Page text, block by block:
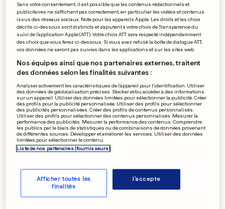
Le tour du monde en 1 200
chambres
0 0
PUBLICITÉ
Sans votre consentement, il est possible que les contenus rédactionnels et
publicitaires ne s'affichent pas correctement, en particulier les vidéos et contenus
issus des réseaux sociaux. Note pour les appareils Apple: Les droits et les choix
décrits ci-dessous sont distincts et s'ajoutent à votre choix de Transparence du
suivi de l'application Apple (ATT). Votre choix ATT sera respecté indépendamment
des choix que vous ferez ci-dessous. Si vous avez refusé la boîte de dialogue ATT,
vos données ne seront pas suivies dans les applications et sur les sites web.
Nos équipes ainsi que nos partenaires externes, traitent
des données selon les finalités suivantes :
Analyser activement les caractéristiques de l’appareil pour l’identification. Utiliser
des données de géolocalisation précises. Stocker et/ou accéder à des informations
sur un appareil. Utiliser des données limitées pour sélectionner la publicité. Créer
des profils pour la publicité personnalisée. Utiliser des profils pour sélectionner
des publicités personnalisées. Créer des profils de contenus personnalisés.
Utiliser des profils pour sélectionner des contenus personnalisés. Mesurer la
performance des publicités. Mesurer la performance des contenus. Comprendre
les publics par le biais de statistiques ou de combinaisons de données provenant
de différentes sources. Développer et améliorer les services. Utiliser des données
limitées pour sélectionner le contenu.
Liste de nos partenaires (fournisseurs)
Afficher toutes les
finalités
J'accepte